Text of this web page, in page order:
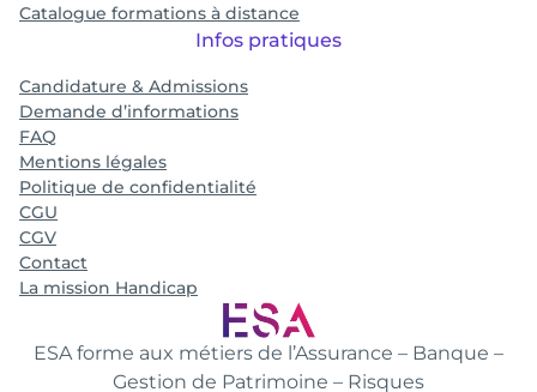
ESA forme aux métiers de l’Assurance – Banque –
Gestion de Patrimoine – Risques
Catalogue formations à distance
Infos pratiques
Candidature & Admissions
Demande d’informations
FAQ
Mentions légales
Politique de confidentialité
CGU
CGV
Contact
La mission Handicap